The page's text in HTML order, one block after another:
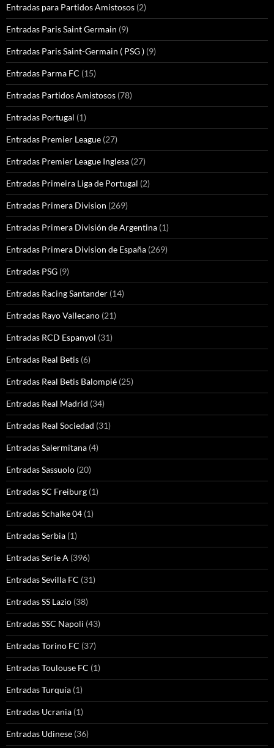
Entradas para Partidos Amistosos (2)
Entradas Paris Saint Germain (9)
Entradas Paris Saint-Germain ( PSG ) (9)
Entradas Parma FC (15)
Entradas Partidos Amistosos (78)
Entradas Portugal (1)
Entradas Premier League (27)
Entradas Premier League Inglesa (27)
Entradas Primeira Liga de Portugal (2)
Entradas Primera Division (269)
Entradas Primera División de Argentina (1)
Entradas Primera Division de España (269)
Entradas PSG (9)
Entradas Racing Santander (14)
Entradas Rayo Vallecano (21)
Entradas RCD Espanyol (31)
Entradas Real Betis (6)
Entradas Real Betis Balompié (25)
Entradas Real Madrid (34)
Entradas Real Sociedad (31)
Entradas Salermitana (4)
Entradas Sassuolo (20)
Entradas SC Freiburg (1)
Entradas Schalke 04 (1)
Entradas Serbia (1)
Entradas Serie A (396)
Entradas Sevilla FC (31)
Entradas SS Lazio (38)
Entradas SSC Napoli (43)
Entradas Torino FC (37)
Entradas Toulouse FC (1)
Entradas Turquía (1)
Entradas Ucrania (1)
Entradas Udinese (36)